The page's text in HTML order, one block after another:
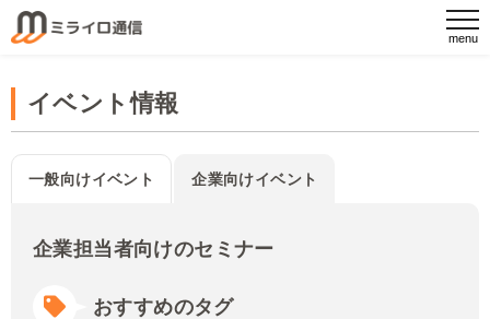
イベント情報
一般向けイベント 企業向けイベント
企業担当者向けのセミナー
おすすめのタグ